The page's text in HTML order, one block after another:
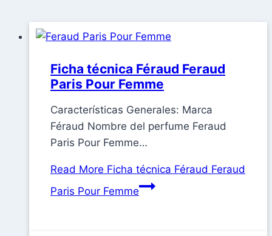
Ficha técnica Féraud Feraud
Paris Pour Femme
Características Generales: Marca
Féraud Nombre del perfume Feraud
Paris Pour Femme…
Read More Ficha técnica Féraud Feraud
Paris Pour Femme